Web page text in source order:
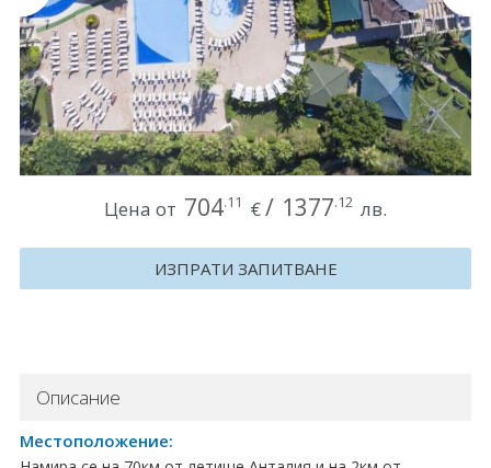
Круизи
Уикенд програми
ДЕСТИНАЦИИ
Цена от 704.11 €/ 1377.12 лв.
ИЗПРАТИ ЗАПИТВАНЕ
Описание
Местоположение: